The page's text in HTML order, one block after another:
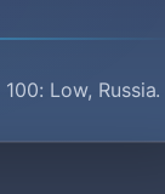
Low, Russia.